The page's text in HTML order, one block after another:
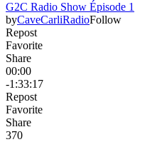
G2C Radio Show Épisode 1
byCaveCarliRadioFollow
Repost
Favorite
Share
00:00
-1:33:17
Repost
Favorite
Share
370